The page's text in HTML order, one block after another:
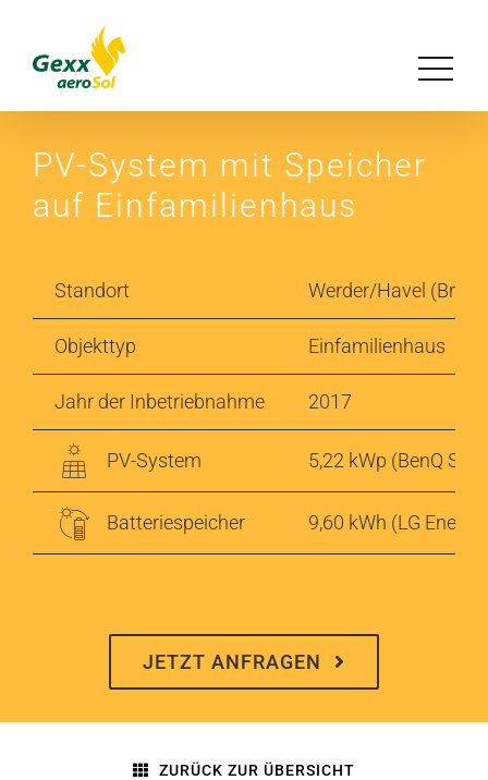
springen
Toggle
Lösungen
Referenzen
Magazin
Angebot anfordern
PV-System mit Speicher
auf Einfamilienhaus
Standort Werder/Havel
Objekttyp Einfamilienhaus
Jahr der Inbetriebnahme 2017
PV-System 5,22 kWp (BenQ
Batteriespeicher 9,60 kWh (LG
JETZT ANFRAGEN
ZURÜCK ZUR ÜBERSICHT